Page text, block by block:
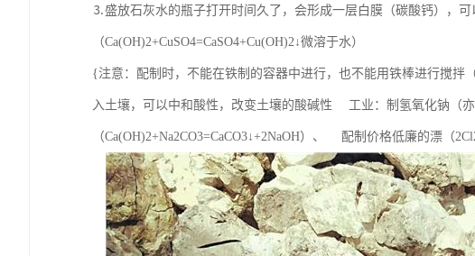
⒊盛放石灰水的瓶子打开时间久了，会形成一层白膜（碳酸钙），
（Ca(OH)2+CuSO4=CaSO4+Cu(OH)2↓微溶于水）
{注意：配制时，不能在铁制的容器中进行，也不能用铁棒进行搅拌
入土壤，可以中和酸性，改变土壤的酸碱性 工业：制氢氧化钠（亦
（Ca(OH)2+Na2CO3=CaCO3↓+2NaOH）、 配制价格低廉的漂（